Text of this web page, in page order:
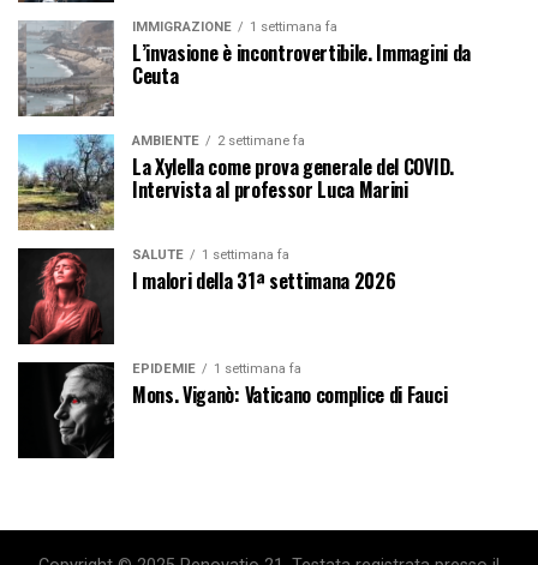
IMMIGRAZIONE 1 settimana fa
L’invasione è incontrovertibile. Immagini da
Ceuta
AMBIENTE 2 settimane fa
La Xylella come prova generale del COVID.
Intervista al professor Luca Marini
SALUTE 1 settimana fa
I malori della 31ª settimana 2026
EPIDEMIE 1 settimana fa
Mons. Viganò: Vaticano complice di Fauci